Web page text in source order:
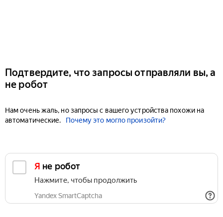
Подтвердите, что запросы отправляли вы, а
не робот
Нам очень жаль, но запросы с вашего устройства похожи на
автоматические.
Почему это могло произойти?
Я не робот
Нажмите, чтобы продолжить
Yandex SmartCaptcha